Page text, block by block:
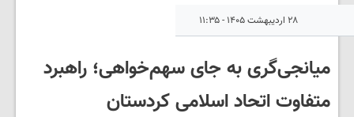
۲۸ اردیبهشت ۱۴۰۵ - ۱۱:۳۵
میانجی‌گری به جای سهم‌خواهی؛ راهبرد
متفاوت اتحاد اسلامی کردستان